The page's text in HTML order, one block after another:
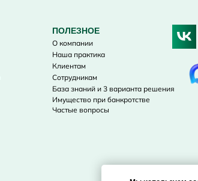
ПОЛЕЗНОЕ
О компании
Наша практика
Клиентам
Сотрудникам
База знаний и 3 варианта решения
Имущество при банкротстве
Частые вопросы